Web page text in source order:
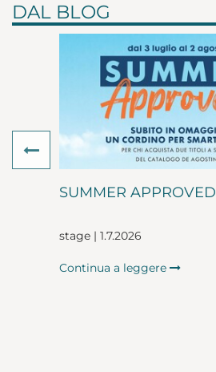
DAL BLOG
SUMMER APPROVED
stage | 1.7.2026
Continua a leggere
Previous